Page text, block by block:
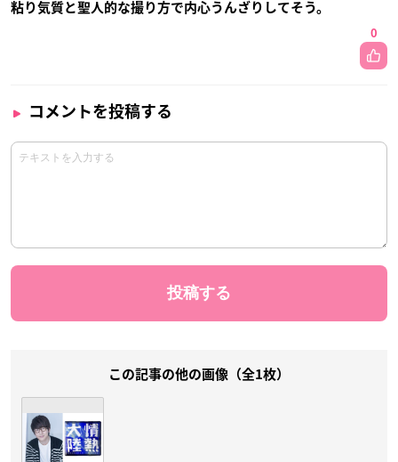
粘り気質と聖人的な撮り方で内心うんざりしてそう。
0
コメントを投稿する
この記事の他の画像（全1枚）